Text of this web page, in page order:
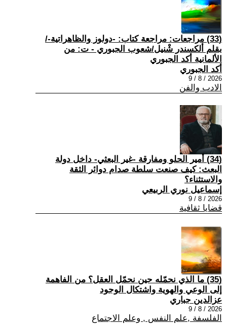
(33) مراجعات: مراجعة كتاب: -دولوز والظاهراتية-/
بقلم ألكسندر شْنيل/شعوب الجبوري - ت: من
الألمانية أكد الجبوري
أكد الجبوري
2026 / 8 / 9
الادب والفن
(34) أمير الحلو ومفارقة -غير البعثي- داخل دولة
البعث: كيف صنعت سلطة صدام دوائر الثقة
والاستثناء؟
إسماعيل نوري الربيعي
2026 / 8 / 9
قضايا ثقافية
(35) ما الذي نحمّله حين نحمّل العقل؟ من الفاهمة
إلى الوعي والهوية واشتكال الوجود
عزالدين جباري
2026 / 8 / 9
الفلسفة ,علم النفس , وعلم الاجتماع